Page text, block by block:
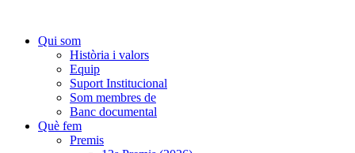
Qui som
Història i valors
Equip
Suport Institucional
Som membres de
Banc documental
Què fem
Premis